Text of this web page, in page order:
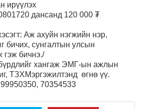
ирүүлэх
дансанд 120 000 ₮
Аж ахуйн нэгжийн нэр,
бичих, сунгалтын улсын
гэж бичнэ./
хангаж ЭМГ-ын ажлын
ТЗХМэргэжилтэнд өгнө үү.
99950350, 70354533